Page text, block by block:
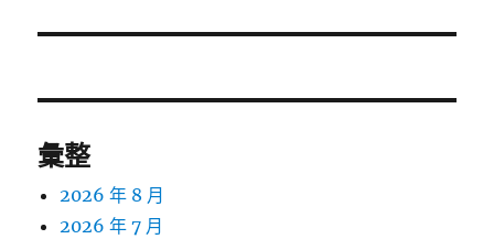
章:
彙整
2026 年 8 月
2026 年 7 月